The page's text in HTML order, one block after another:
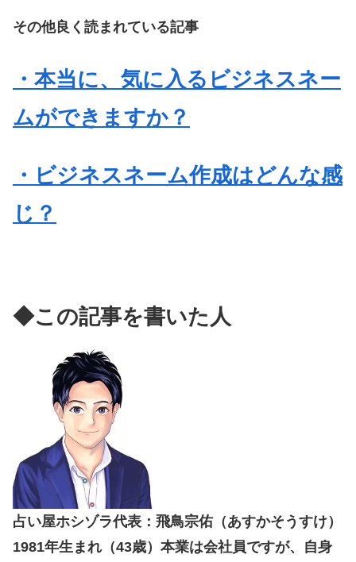
その他良く読まれている記事
・本当に、気に入るビジネスネー
ムができますか？
・ビジネスネーム作成はどんな感
じ？
◆この記事を書いた人
占い屋ホシゾラ代表：飛鳥宗佑（あすかそうすけ）
1981年生まれ（43歳）本業は会社員ですが、自身